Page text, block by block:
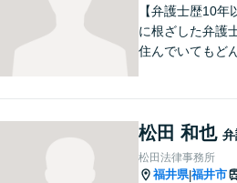
【弁護士歴10年
に根ざした弁護
住んでいてもど
中国語対応】大
い質と幅の法的
提供することを
松田 和也
松田法律事務所
福井県|福井市